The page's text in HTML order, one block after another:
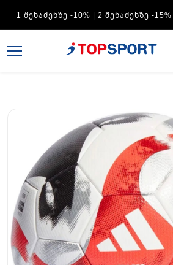
ᲨᲔᲜᲐᲫᲔᲜᲖᲔ -30%